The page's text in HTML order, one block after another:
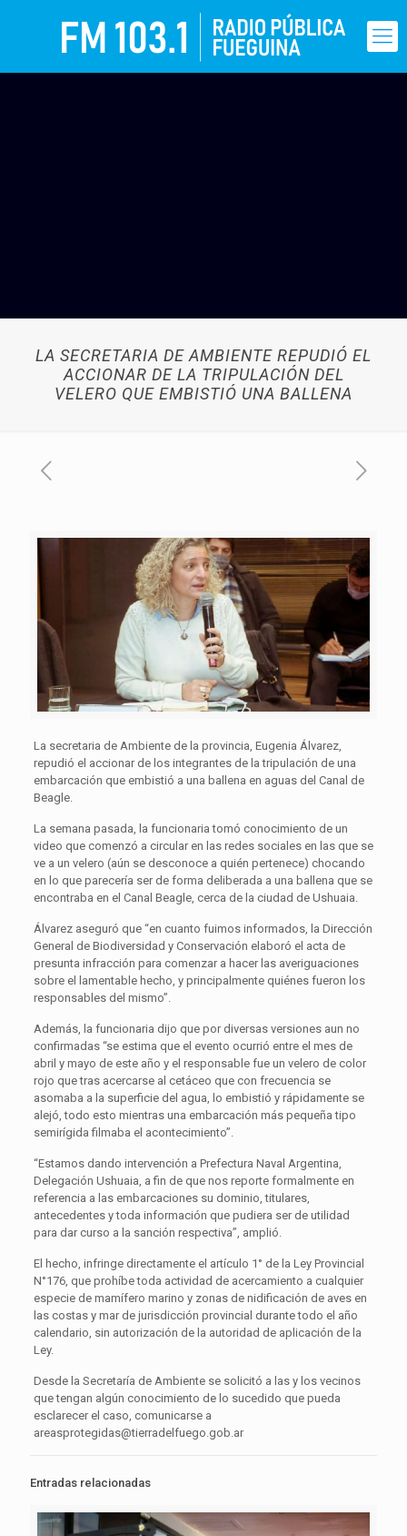
LA SECRETARIA DE AMBIENTE REPUDIÓ EL
ACCIONAR DE LA TRIPULACIÓN DEL
VELERO QUE EMBISTIÓ UNA BALLENA
La secretaria de Ambiente de la provincia, Eugenia Álvarez,
repudió el accionar de los integrantes de la tripulación de una
embarcación que embistió a una ballena en aguas del Canal de
Beagle.
La semana pasada, la funcionaria tomó conocimiento de un
video que comenzó a circular en las redes sociales en las que se
ve a un velero (aún se desconoce a quién pertenece) chocando
en lo que parecería ser de forma deliberada a una ballena que se
encontraba en el Canal Beagle, cerca de la ciudad de Ushuaia.
Álvarez aseguró que “en cuanto fuimos informados, la Dirección
General de Biodiversidad y Conservación elaboró el acta de
presunta infracción para comenzar a hacer las averiguaciones
sobre el lamentable hecho, y principalmente quiénes fueron los
responsables del mismo”.
Además, la funcionaria dijo que por diversas versiones aun no
confirmadas “se estima que el evento ocurrió entre el mes de
abril y mayo de este año y el responsable fue un velero de color
rojo que tras acercarse al cetáceo que con frecuencia se
asomaba a la superficie del agua, lo embistió y rápidamente se
alejó, todo esto mientras una embarcación más pequeña tipo
semirígida filmaba el acontecimiento”.
“Estamos dando intervención a Prefectura Naval Argentina,
Delegación Ushuaia, a fin de que nos reporte formalmente en
referencia a las embarcaciones su dominio, titulares,
antecedentes y toda información que pudiera ser de utilidad
para dar curso a la sanción respectiva”, amplió.
El hecho, infringe directamente el artículo 1° de la Ley Provincial
N°176, que prohíbe toda actividad de acercamiento a cualquier
especie de mamífero marino y zonas de nidificación de aves en
las costas y mar de jurisdicción provincial durante todo el año
calendario, sin autorización de la autoridad de aplicación de la
Ley.
Desde la Secretaría de Ambiente se solicitó a las y los vecinos
que tengan algún conocimiento de lo sucedido que pueda
esclarecer el caso, comunicarse a
areasprotegidas@tierradelfuego.gob.ar
Entradas relacionadas